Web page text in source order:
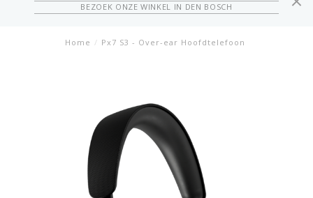
BEZOEK ONZE WINKEL IN DEN BOSCH
Home / Px7 S3 - Over-ear Hoofdtelefoon